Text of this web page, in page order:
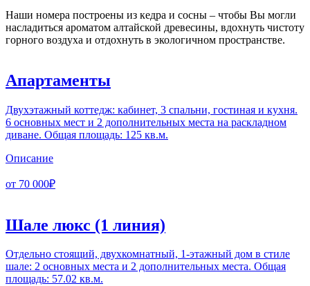
Наши номера построены из кедра и сосны – чтобы Вы могли
насладиться ароматом алтайской древесины, вдохнуть чистоту
горного воздуха и отдохнуть в экологичном пространстве.
Апартаменты
Двухэтажный коттедж: кабинет, 3 спальни, гостиная и кухня.
6 основных мест и 2 дополнительных места на раскладном
диване. Общая площадь: 125 кв.м.
Описание
от 70 000₽
Шале люкс (1 линия)
Отдельно стоящий, двухкомнатный, 1-этажный дом в стиле
шале: 2 основных места и 2 дополнительных места. Общая
площадь: 57.02 кв.м.